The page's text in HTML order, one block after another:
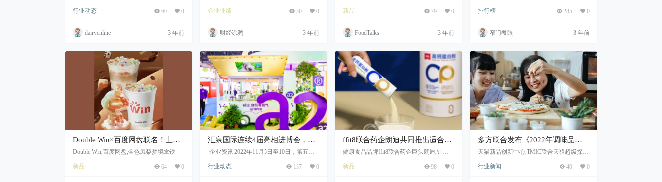
些宽阔赛道的佼佼者都有哪些思考呢？ 在
行业动态 60 0
dairyonline 3 年前
企业业绩
50 0
财经涂鸦 3 年前
新品
79 0
FoodTalks 3 年前
加速
排行榜 285 0
窄门餐眼 3 年前
Double Win×百度网盘联名！上新
金色凤梨梦境拿铁
Double Win,百度网盘,金色凤梨梦境拿铁
新品 64 0
汇泉国际连续4届亮相进博会，展
示品牌多元化、年轻化
企业资讯 2022年11月5日至10日，第五届
家会展中心（上海）举行。 作为中国香港
行业动态 137 0
ffit8联合药企朗迪共同推出适合中
国长辈的“高钙蛋白粉”
健康食品品牌ffit8联合药企巨头朗迪,针对
fit8用科技创新强势助力营养保健领域
新品 98 0
多方联合发布《2022年调味品趋
势洞察》
天猫新品创新中心,TMIC联合天猫超级探店
调味品趋势洞察
行业新闻 40 0